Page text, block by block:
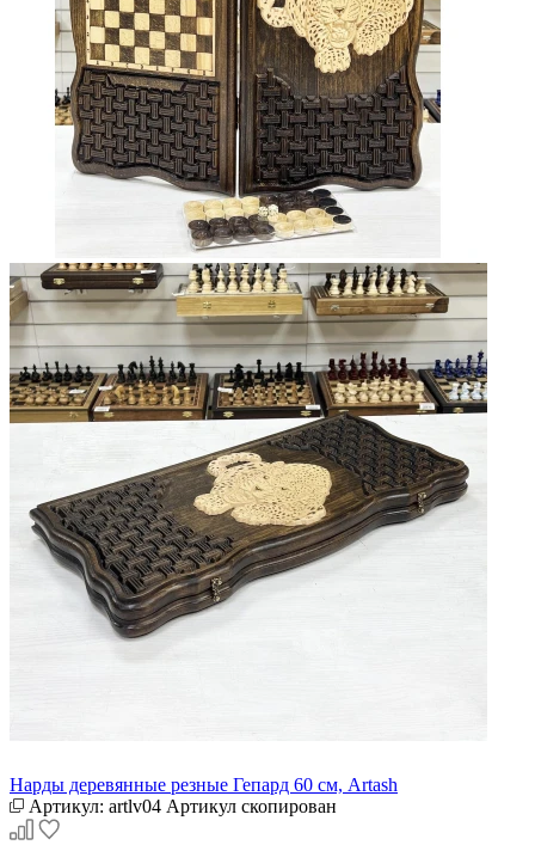
Нарды деревянные резные Гепард 60 см, Artash
Артикул: artlv04 Артикул скопирован